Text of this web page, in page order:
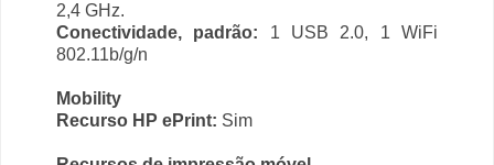
2,4 GHz.
Conectividade, padrão: 1 USB 2.0, 1 WiFi
802.11b/g/n
Mobility
Recurso HP ePrint: Sim